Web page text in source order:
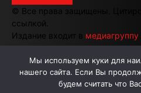
© Все права защищены.
ссылкой.
Издание входит в медиагруппу
Мы используем куки для
нашего сайта. Если Вы
будем считать что